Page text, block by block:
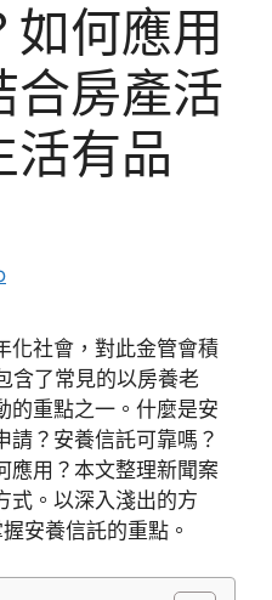
如何應用
合房產活
活有品
化社會，對此金管會積
含了常見的以房養老
的重點之一。什麼是安
請？安養信託可靠嗎？
應用？本文整理新聞案
式。以深入淺出的方
安養信託的重點。